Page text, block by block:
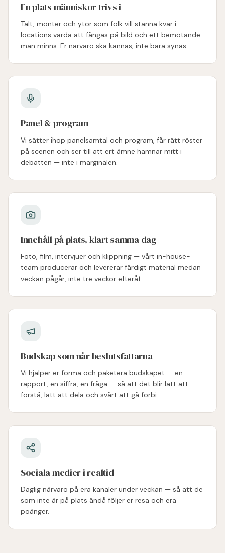
En plats människor trivs i
Tält, monter och ytor som folk vill stanna kvar i —
locations värda att fångas på bild och ett bemötande
man minns. Er närvaro ska kännas, inte bara synas.
Panel & program
Vi sätter ihop panelsamtal och program, får rätt röster
på scenen och ser till att ert ämne hamnar mitt i
debatten — inte i marginalen.
Innehåll på plats, klart samma dag
Foto, film, intervjuer och klippning — vårt in-house-
team producerar och levererar färdigt material medan
veckan pågår, inte tre veckor efteråt.
Budskap som når beslutsfattarna
Vi hjälper er forma och paketera budskapet — en
rapport, en siffra, en fråga — så att det blir lätt att
förstå, lätt att dela och svårt att gå förbi.
Sociala medier i realtid
Daglig närvaro på era kanaler under veckan — så att de
som inte är på plats ändå följer er resa och era
poänger.